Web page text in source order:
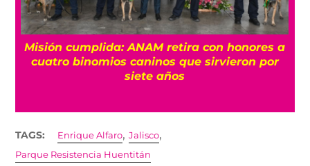
¿Quién es Ángel Aguirre y por qué lo
relacionan con el caso Ayotzinapa?
TAGS: Enrique Alfaro,Jalisco,
Parque Resistencia Huentitán